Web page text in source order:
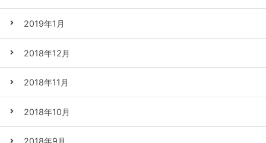
2019年1月
2018年12月
2018年11月
2018年10月